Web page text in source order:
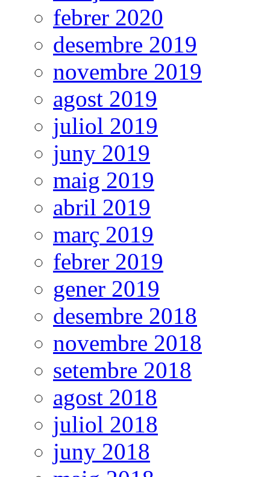
febrer 2020
desembre 2019
novembre 2019
agost 2019
juliol 2019
juny 2019
maig 2019
abril 2019
març 2019
febrer 2019
gener 2019
desembre 2018
novembre 2018
setembre 2018
agost 2018
juliol 2018
juny 2018